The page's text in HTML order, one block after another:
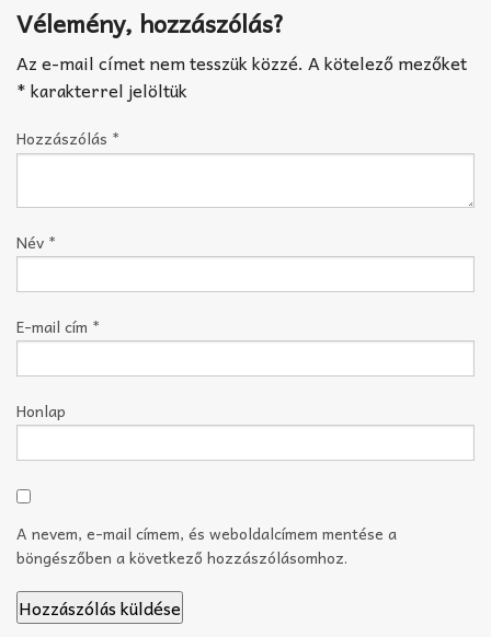
Vélemény, hozzászólás?
Az e-mail címet nem tesszük közzé. A kötelező mezőket
*karakterrel jelöltük
Hozzászólás *
Név *
E-mail cím *
Honlap
A nevem, e-mail címem, és weboldalcímem mentése a
böngészőben a következő hozzászólásomhoz.